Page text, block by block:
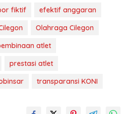
fiktif
efektif anggaran
Olahraga Cilegon
atlet
prestasi atlet
transparansi KONI